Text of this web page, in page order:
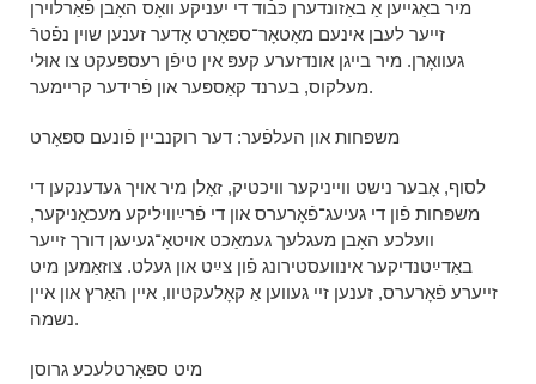
מיר באַגייען אַ באַזונדערן כּבֿוד די יעניקע וואָס האָבן פֿאַרלוירן
זייער לעבן אינעם מאָטאָר־ספּאָרט אָדער זענען שוין נפֿטרֿ
געוואָרן. מיר בייגן אונדזערע קעפּ אין טיפֿן רעספּעקט צו אוּלי
מעלקוס, בערנד קאַספּער און פֿרידער קריימער.
משפּחות און העלפֿער: דער רוקנביין פֿונעם ספּאָרט
לסוף, אָבער נישט ווייניקער וויכטיק, זאָלן מיר אויך געדענקען די
משפּחות פֿון די געיעג־פֿאָרערס און די פֿרײַוויליקע מעכאַניקער,
וועלכע האָבן מעגלעך געמאַכט אויטאָ־געיעגן דורך זייער
באַדײַטנדיקער אינוועסטירונג פֿון צײַט און געלט. צוזאַמען מיט
זייערע פֿאָרערס, זענען זיי געווען אַ קאָלעקטיוו, איין האַרץ און איין
נשמה.
מיט ספּאָרטלעכע גרוסן